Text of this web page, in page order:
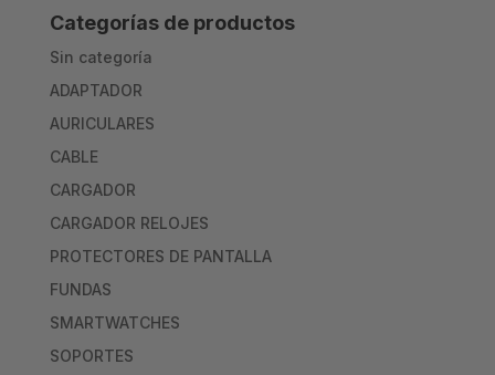
Categorías de productos
Sin categoría
ADAPTADOR
AURICULARES
CABLE
CARGADOR
CARGADOR RELOJES
PROTECTORES DE PANTALLA
FUNDAS
SMARTWATCHES
SOPORTES